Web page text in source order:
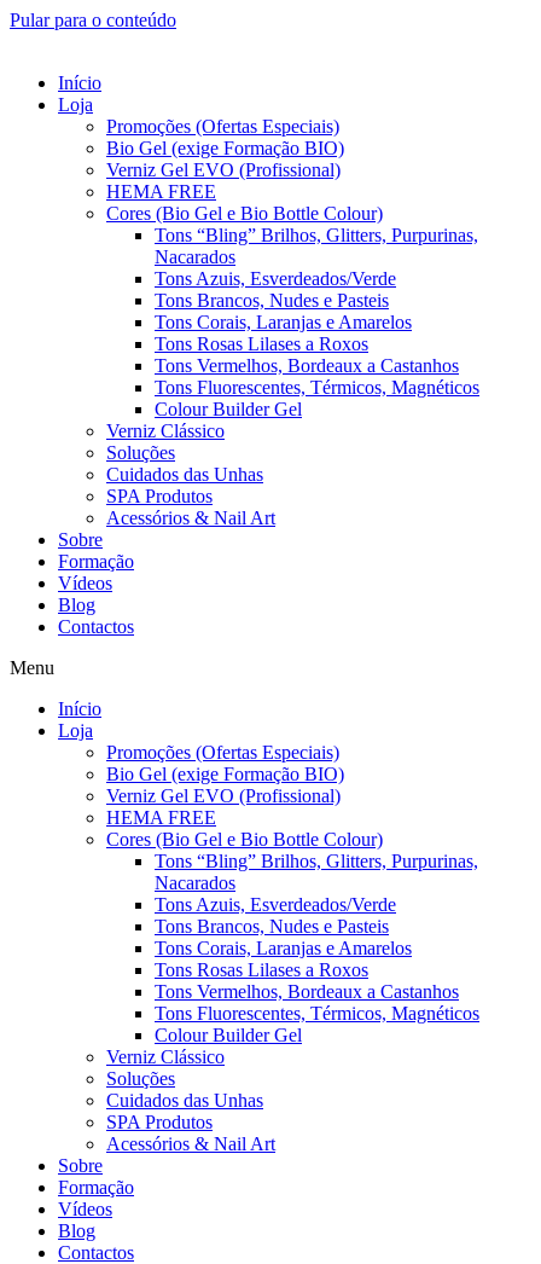
Pular para o conteúdo
Início
Loja
Promoções (Ofertas Especiais)
Bio Gel (exige Formação BIO)
Verniz Gel EVO (Profissional)
HEMA FREE
Cores (Bio Gel e Bio Bottle Colour)
Tons “Bling” Brilhos, Glitters, Purpurinas,
Nacarados
Tons Azuis, Esverdeados/Verde
Tons Brancos, Nudes e Pasteis
Tons Corais, Laranjas e Amarelos
Tons Rosas Lilases a Roxos
Tons Vermelhos, Bordeaux a Castanhos
Tons Fluorescentes, Térmicos, Magnéticos
Colour Builder Gel
Verniz Clássico
Soluções
Cuidados das Unhas
SPA Produtos
Acessórios & Nail Art
Sobre
Formação
Vídeos
Blog
Contactos
Menu
Início
Loja
Promoções (Ofertas Especiais)
Bio Gel (exige Formação BIO)
Verniz Gel EVO (Profissional)
HEMA FREE
Cores (Bio Gel e Bio Bottle Colour)
Tons “Bling” Brilhos, Glitters, Purpurinas,
Nacarados
Tons Azuis, Esverdeados/Verde
Tons Brancos, Nudes e Pasteis
Tons Corais, Laranjas e Amarelos
Tons Rosas Lilases a Roxos
Tons Vermelhos, Bordeaux a Castanhos
Tons Fluorescentes, Térmicos, Magnéticos
Colour Builder Gel
Verniz Clássico
Soluções
Cuidados das Unhas
SPA Produtos
Acessórios & Nail Art
Sobre
Formação
Vídeos
Blog
Contactos